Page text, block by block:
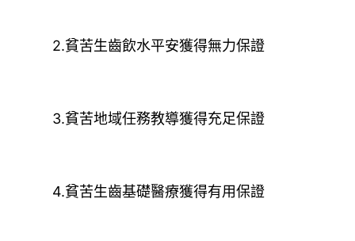
2.貧苦生齒飲水平安獲得無力保證
3.貧苦地域任務教導獲得充足保證
4.貧苦生齒基礎醫療獲得有用保證